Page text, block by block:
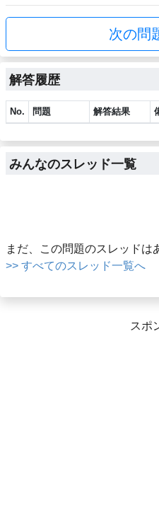
次の問
解答履歴
No. 問題 解答結果
みんなのスレッド一覧
まだ、この問題のスレッドは
>> すべてのスレッド一覧へ
スポ